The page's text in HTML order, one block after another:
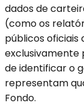
dados de
(como os
públicos oficiais
exclusivamente
de identificar o
representam
Fondo.